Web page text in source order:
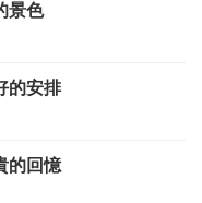
景色
的安排
的回憶